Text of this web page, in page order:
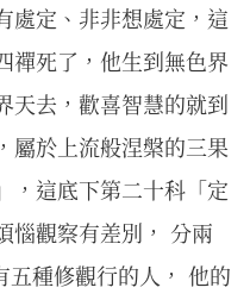
處定、非非想處定，這
禪死了，他生到無色界
天去，歡喜智慧的就到
屬於上流般涅槃的三果
，這底下第二十科「定
惱觀察有差別， 分兩
種修觀行的人， 他的